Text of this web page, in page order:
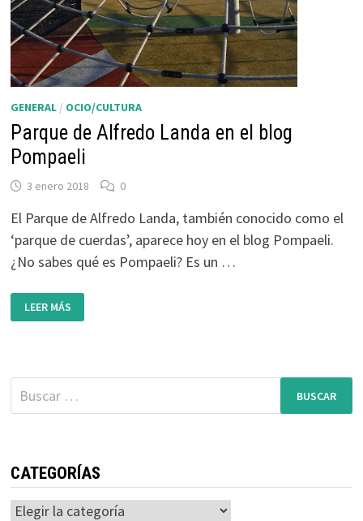
GENERAL/ OCIO/CULTURA
Parque de Alfredo Landa en el blog
Pompaeli
3 enero 2018 0
El Parque de Alfredo Landa, también conocido como el
‘parque de cuerdas’, aparece hoy en el blog Pompaeli.
¿No sabes qué es Pompaeli? Es un …
PARQUE
DE
ALFREDO
POMPAELI
LEER MÁS
Buscar:
CATEGORÍAS
Categorías